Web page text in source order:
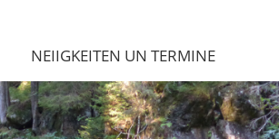
NEIIGKEITEN UN TERMINE